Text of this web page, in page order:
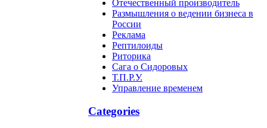
Отечественный производитель
Размышления о ведении бизнеса в
России
Реклама
Рептилоиды
Риторика
Сага о Сидоровых
Т.П.Р.У.
Управление временем
Categories